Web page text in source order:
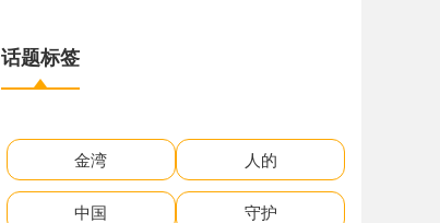
话题标签
金湾 人的
中国 守护